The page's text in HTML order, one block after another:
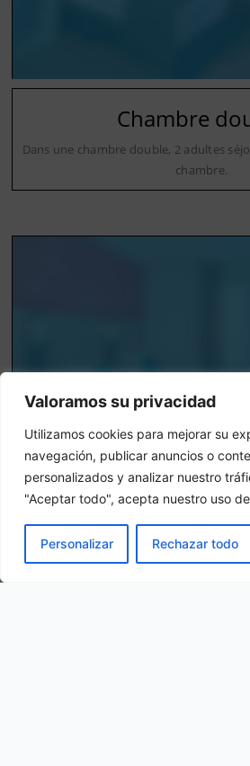
Valoramos su privacidad
Utilizamos cookies para mejorar su
navegación, publicar anuncios o
personalizados y analizar nuestro
"Aceptar todo", acepta nuestro uso
Personalizar Rechazar todo
Chambre
Dans une chambre double, 2 adultes
chambre.
Chambre
Dans une chambre triple, 3 adultes